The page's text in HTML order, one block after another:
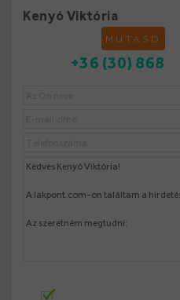
Kenyó Viktória
MUTASD
+36 (30) 868